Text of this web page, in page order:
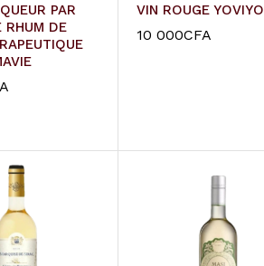
PAR
RHUM DE
VIN ROUGE YOVIYO
10 000CFA